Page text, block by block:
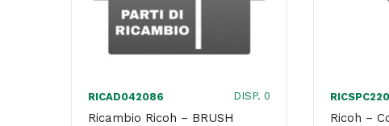
RICAD042086 DISP. 0
Ricambio Ricoh – BRUSH
Ricoh –